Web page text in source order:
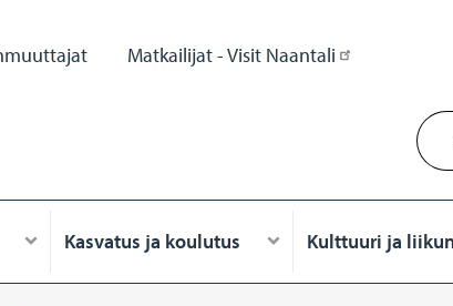
Matkailijat - Visit Naantali
Kasvatus ja koulutus Kulttuuri ja